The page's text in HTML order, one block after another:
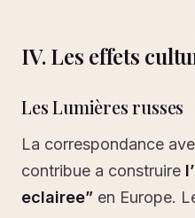
IV. Les effets
Les Lumières russes
La correspondance
contribue a construire
eclairee” en Europe.